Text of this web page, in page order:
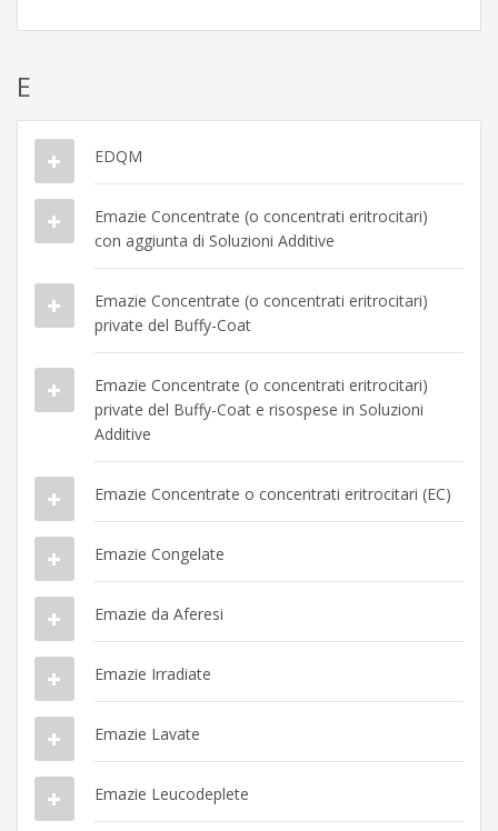
E
EDQM
Emazie Concentrate (o concentrati eritrocitari)
con aggiunta di Soluzioni Additive
Emazie Concentrate (o concentrati eritrocitari)
private del Buffy-Coat
Emazie Concentrate (o concentrati eritrocitari)
private del Buffy-Coat e risospese in Soluzioni
Additive
Emazie Concentrate o concentrati eritrocitari (EC)
Emazie Congelate
Emazie da Aferesi
Emazie Irradiate
Emazie Lavate
Emazie Leucodeplete